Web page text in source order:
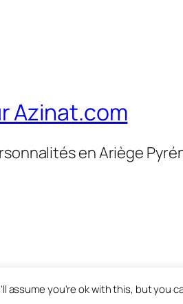
Azinat.com
en Ariège
assume you're ok with this, but you